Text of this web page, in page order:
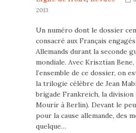
2013
Un numéro dont le dossier
consacré aux Français
Allemands durant la seconde
mondiale. Avec Krisztian
l’ensemble de ce dossier, on
la trilogie célèbre de Jean
brigade Frankreich, la division
Mourir à Berlin). Devant le
pour la cause allemande, des
quelque…